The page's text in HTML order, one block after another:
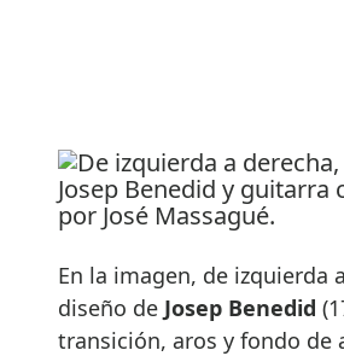
En la imagen, de izquierda
diseño de Josep Benedid
transición, aros y fondo de